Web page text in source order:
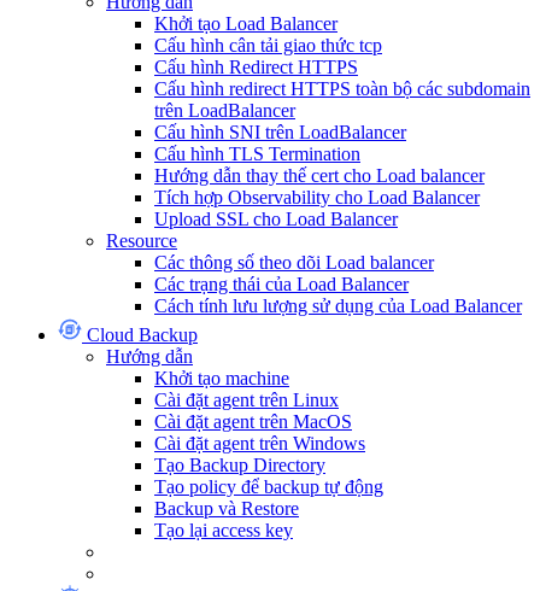
Khởi tạo Load Balancer
Cấu hình cân tải giao thức tcp
Cấu hình Redirect HTTPS
Cấu hình redirect HTTPS toàn bộ các subdomain
trên LoadBalancer
Cấu hình SNI trên LoadBalancer
Cấu hình TLS Termination
Hướng dẫn thay thế cert cho Load balancer
Tích hợp Observability cho Load Balancer
Upload SSL cho Load Balancer
Resource
Các thông số theo dõi Load balancer
Các trạng thái của Load Balancer
Cách tính lưu lượng sử dụng của Load Balancer
Cloud Backup
Hướng dẫn
Khởi tạo machine
Cài đặt agent trên Linux
Cài đặt agent trên MacOS
Cài đặt agent trên Windows
Tạo Backup Directory
Tạo policy để backup tự động
Backup và Restore
Tạo lại access key